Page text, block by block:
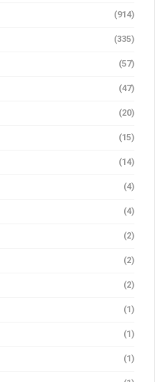
(914)
(335)
(57)
(47)
(20)
(15)
(14)
(4)
(4)
(2)
(2)
(2)
(1)
(1)
(1)